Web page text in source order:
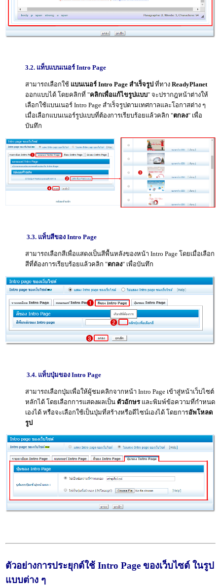
3.2. แท็บแบนเนอร์ Intro Page
สามารถเลือกใช้ แบนเนอร์ Intro Page สำเร็จรูปที่ทางReadyPlanet
ออกแบบได้ โดยคลิกที่ "คลิกเพื่อแก้ไขรูปแบบ" จะปรากฎหน้าต่างให้
เลือกใช้แบนเนอร์ Intro Page สำเร็จรูปตามเทศกาลและโอกาสต่าง ๆ
เมื่อเลือกแบนเนอร์รูปแบบที่ต้องการเรียบร้อยแล้วคลิก "ตกลง" เพื่อ
บันทึก
3.3. แท็บสีของ Intro Page
สามารถเลือกสีเพื่อแสดงเป็นสีพื้นหลังของหน้า Intro Page โดยเมื่อเลือก
สีที่ต้องการเรียบร้อยแล้วคลิก "ตกลง" เพื่อบันทึก
3.4. แท็บปุ่มของ Intro Page
สามารถเลือกปุ่มเพื่อให้ผู้ชมคลิกจากหน้า Intro Page เข้าสู่หน้าเว็บไซต์
หลักได้ โดยเลือกการแสดงผลเป็น ตัวอักษร และพิมพ์ข้อความที่กำหนด
เองได้ หรือจะเลือกใช้เป็นปุ่มที่สร้างหรือดีไซน์เองได้ โดยการอัพโหลด
รูป
ตัวอย่างการประยุกต์ใช้ Intro Page ของเว็บไซต์ ในรูป
แบบต่าง ๆ